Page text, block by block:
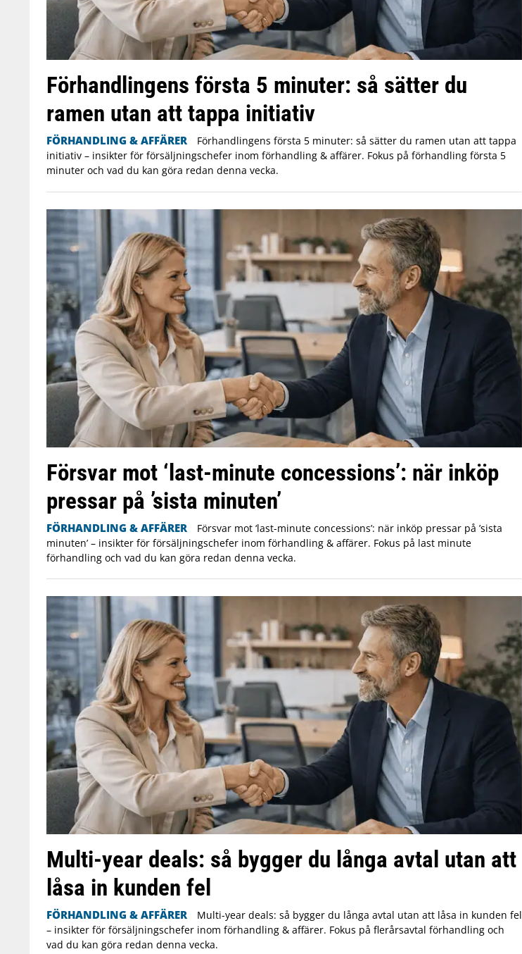
Förhandlingens första 5 minuter: så sätter du
ramen utan att tappa initiativ
FÖRHANDLING & AFFÄRER
Förhandlingens första 5 minuter: så sätter du ramen utan att tappa
initiativ – insikter för försäljningschefer inom förhandling & affärer. Fokus på förhandling första 5
minuter och vad du kan göra redan denna vecka.
Försvar mot ‘last-minute concessions’: när inköp
pressar på ’sista minuten’
FÖRHANDLING & AFFÄRER
Försvar mot ‘last-minute concessions’: när inköp pressar på ’sista
minuten’ – insikter för försäljningschefer inom förhandling & affärer. Fokus på last minute
förhandling och vad du kan göra redan denna vecka.
Multi-year deals: så bygger du långa avtal utan att
låsa in kunden fel
FÖRHANDLING & AFFÄRER
Multi-year deals: så bygger du långa avtal utan att låsa in kunden fel
– insikter för försäljningschefer inom förhandling & affärer. Fokus på flerårsavtal förhandling och
vad du kan göra redan denna vecka.